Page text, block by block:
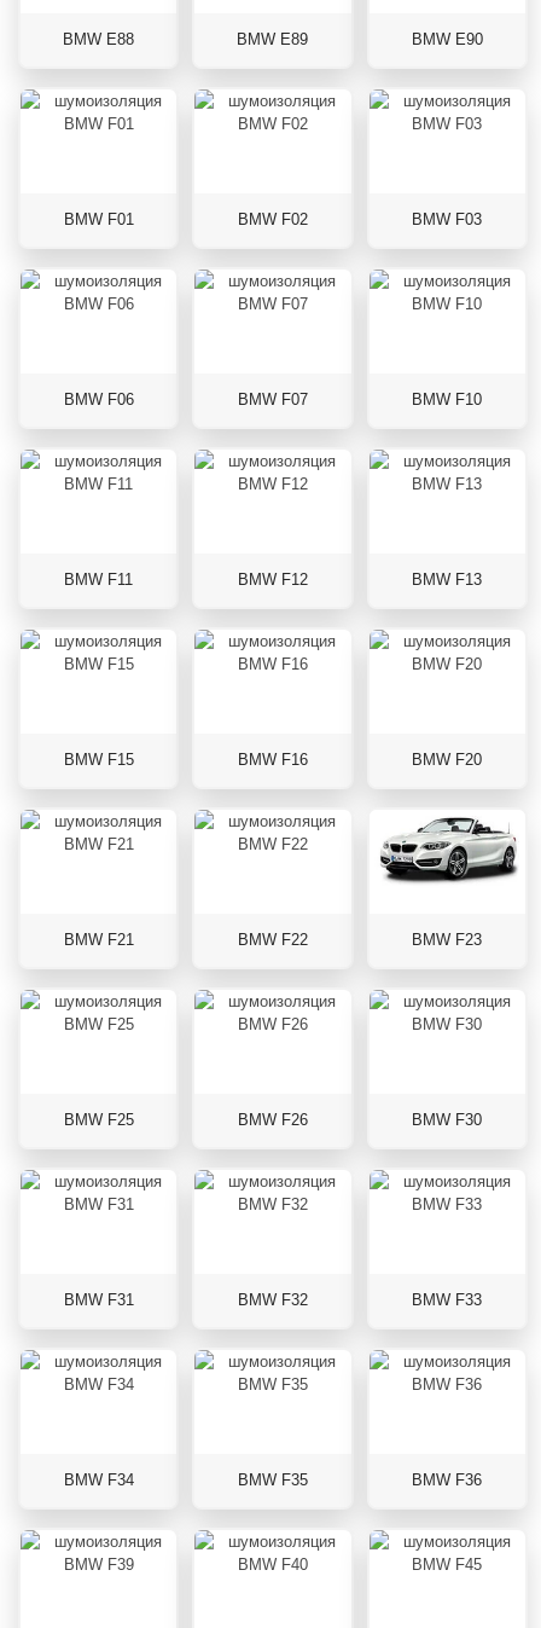
BMW E88 BMW E89 BMW E90
BMW F01 BMW F02 BMW F03
BMW F06 BMW F07 BMW F10
BMW F11 BMW F12 BMW F13
BMW F15 BMW F16 BMW F20
BMW F21 BMW F22 BMW F23
BMW F25 BMW F26 BMW F30
BMW F31 BMW F32 BMW F33
BMW F34 BMW F35 BMW F36